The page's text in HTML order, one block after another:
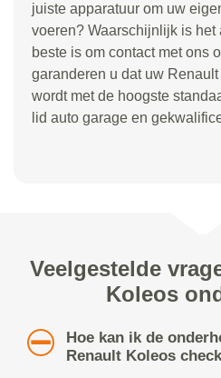
juiste apparatuur om uw
voeren? Waarschijnlijk is het
beste is om contact met ons
garanderen u dat uw
wordt met de hoogste
lid auto garage en
Veelgestelde
Koleos
Hoe kan ik de
Renault Koleos